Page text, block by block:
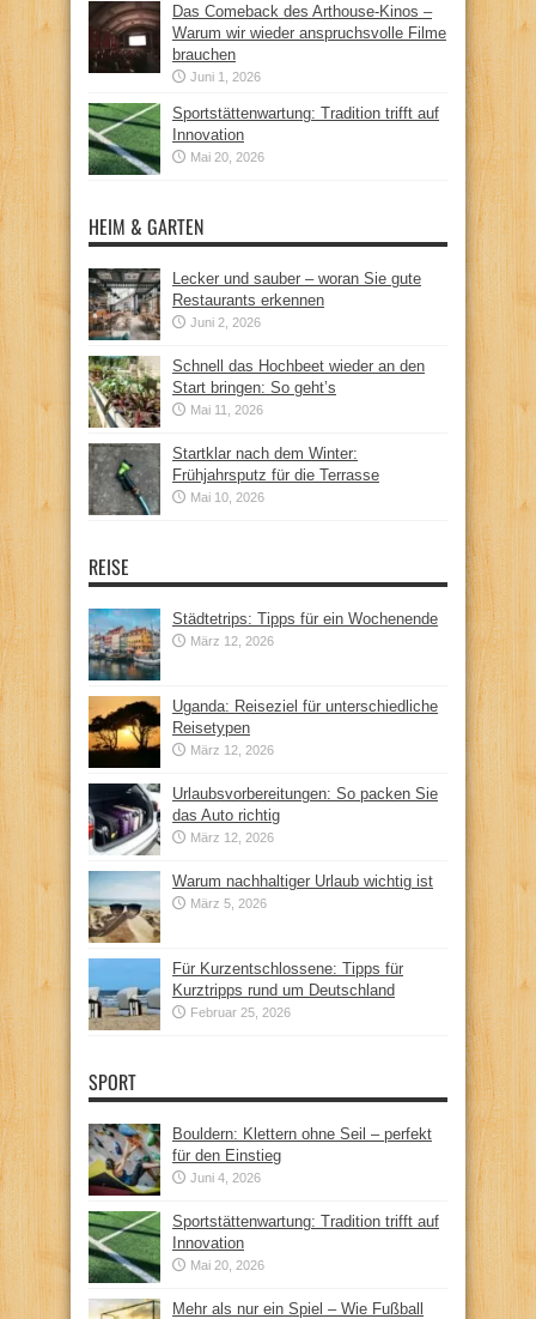
Das Comeback des Arthouse-Kinos –
Warum wir wieder anspruchsvolle Filme
brauchen
Juni 1, 2026
Sportstättenwartung: Tradition trifft auf
Innovation
Mai 20, 2026
HEIM & GARTEN
Lecker und sauber – woran Sie gute
Restaurants erkennen
Juni 2, 2026
Schnell das Hochbeet wieder an den
Start bringen: So geht’s
Mai 11, 2026
Startklar nach dem Winter:
Frühjahrsputz für die Terrasse
Mai 10, 2026
REISE
Städtetrips: Tipps für ein Wochenende
März 12, 2026
Uganda: Reiseziel für unterschiedliche
Reisetypen
März 12, 2026
Urlaubsvorbereitungen: So packen Sie
das Auto richtig
März 12, 2026
Warum nachhaltiger Urlaub wichtig ist
März 5, 2026
Für Kurzentschlossene: Tipps für
Kurztripps rund um Deutschland
Februar 25, 2026
SPORT
Bouldern: Klettern ohne Seil – perfekt
für den Einstieg
Juni 4, 2026
Sportstättenwartung: Tradition trifft auf
Innovation
Mai 20, 2026
Mehr als nur ein Spiel – Wie Fußball